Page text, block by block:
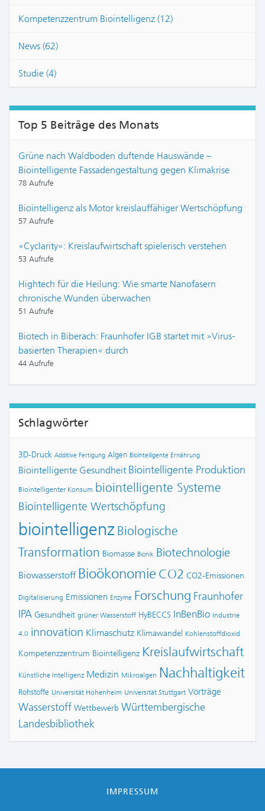
Kompetenzzentrum Biointelligenz (12)
News (62)
Studie (4)
Top 5 Beiträge des Monats
Grüne nach Waldboden duftende Hauswände –
Biointelligente Fassadengestaltung gegen Klimakrise
78 Aufrufe
Biointelligenz als Motor kreislauffähiger Wertschöpfung
57 Aufrufe
»Cyclarity«: Kreislaufwirtschaft spielerisch verstehen
53 Aufrufe
Hightech für die Heilung: Wie smarte Nanofasern
chronische Wunden überwachen
51 Aufrufe
Biotech in Biberach: Fraunhofer IGB startet mit »Virus-
basierten Therapien« durch
44 Aufrufe
Schlagwörter
3D-Druck Additive Fertigung Algen Biointelligente Ernährung
Biointelligente Gesundheit Biointelligente Produktion
Biointelligenter Konsum biointelligente Systeme
Biointelligente Wertschöpfung
biointelligenz Biologische
Transformation Biomasse Bionik Biotechnologie
Biowasserstoff Bioökonomie CO2 CO2-Emissionen
Digitalisierung Emissionen Enzyme Forschung Fraunhofer
IPA Gesundheit grüner Wasserstoff HyBECCS InBenBio Industrie
4.0 innovation Klimaschutz Klimawandel Kohlenstoffdioxid
Kompetenzzentrum Biointelligenz Kreislaufwirtschaft
Künstliche Intelligenz Medizin Mikroalgen Nachhaltigkeit
Rohstoffe Universität Hohenheim Universität Stuttgart Vorträge
Wasserstoff Wettbewerb Württembergische
Landesbibliothek
IMPRESSUM